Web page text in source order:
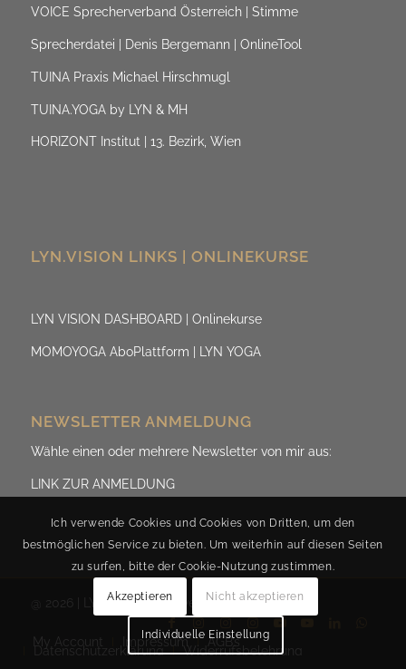
VOICE Sprecherverband Österreich | Stimme
Sprecherdatei | Denis Bergemann | OnlineTool
TUINA Praxis Michael Hirschmugl
TUINA.YOGA by LYN & MH
HORIZONT Institut | 13. Bezirk, Wien
LYN.VISION LINKS | ONLINEKURSE
LYN VISION DASHBOARD | Onlinekurse
MOMOYOGA AboPlattform | LYN YOGA
NEWSLETTER ANMELDUNG
Wähle einen oder mehrere Newsletter von mir aus:
LINK ZUR ANMELDUNG
@ 2026 | LYN.ViSION by Evelyn Fischereder
My Account Impressum AGB’s
Datenschutzerklärung Widerrufsbelehrung
Ich verwende Cookies und Cookies von Dritten, um den
bestmöglichen Service zu bieten. Um weiterhin auf diesen Seiten
zu surfen, bitte der Cookie-Nutzung zustimmen.
Akzeptieren Nicht akzeptieren
Individuelle Einstellung